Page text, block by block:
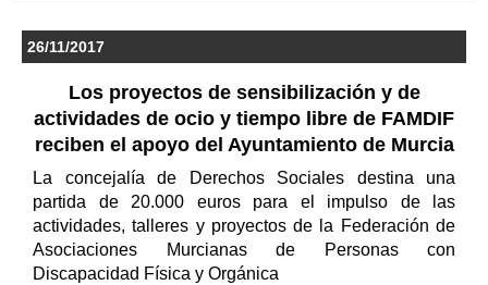
26/11/2017
Los proyectos de sensibilización y de
actividades de ocio y tiempo libre de FAMDIF
reciben el apoyo del Ayuntamiento de Murcia
La concejalía de Derechos Sociales destina una
partida de 20.000 euros para el impulso de las
actividades, talleres y proyectos de la Federación de
Asociaciones Murcianas de Personas con
Discapacidad Física y Orgánica